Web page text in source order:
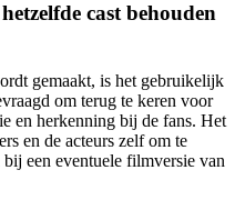
cast behouden
gemaakt, is het gebruikelijk
om terug te keren voor
en herkenning bij de fans. Het
en de acteurs zelf om te
een eventuele filmversie van